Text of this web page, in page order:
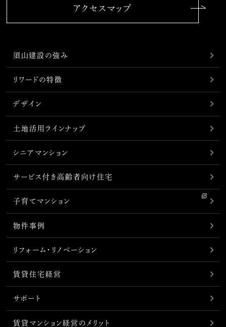
アクセスマップ
須山建設の強み
リワードの特徴
デザイン
土地活用ラインナップ
シニアマンション
サービス付き高齢者向け住宅
子育てマンション
物件事例
リフォーム・リノベーション
賃貸住宅経営
サポート
賃貸マンション経営のメリット